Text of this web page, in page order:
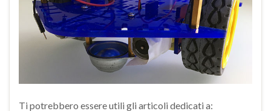
Ti potrebbero essere utili gli articoli dedicati a: